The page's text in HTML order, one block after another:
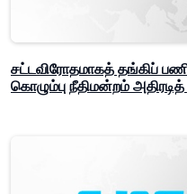
சட்டவிரோதமாகத் தங்கிப்
கொழும்பு நீதிமன்றம் அதிரடித்